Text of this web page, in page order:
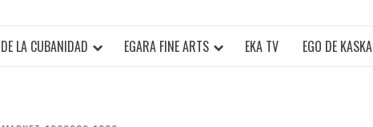
LA CUBANIDAD EGARA FINE ARTS EKA TV EGO DE KASKA